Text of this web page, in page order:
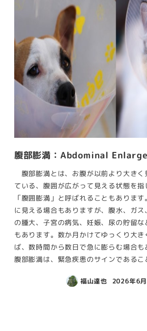
腹部膨満：Abdominal
腹部膨満とは、お腹が以前より大きく
ている、腹囲が広がって見える状態を
「腹囲膨満」と呼ばれることもありま
に見える場合もありますが、腹水、ガ
の腫大、子宮の病気、妊娠、尿の貯留
もあります。数か月かけてゆっくり大
ば、数時間から数日で急に膨らむ場合
腹部膨満は、緊急疾患のサインであるこ
福山達也 2026年6